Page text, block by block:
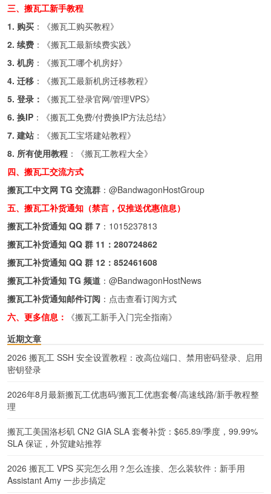
三、搬瓦工新手教程
1. 购买 ：《搬瓦工购买教程》
2. 续费 ：《搬瓦工最新续费实践》
3. 机房 ：《搬瓦工哪个机房好》
4. 迁移 ：《搬瓦工最新机房迁移教程》
5. 登录：
《搬瓦工登录官网/管理VPS》
6. 换IP ：《搬瓦工免费/付费换IP方法总结》
7. 建站 ：《搬瓦工宝塔建站教程》
8. 所有使用教程 ：《搬瓦工教程大全》
四、搬瓦工交流方式
搬瓦工中文网 TG 交流群 ： @BandwagonHostGroup
五、搬瓦工补货通知（禁言，仅推送优惠信息）
搬瓦工补货通知 QQ 群 7 ： 1015237813
搬瓦工补货通知 QQ 群 11： 280724862
搬瓦工补货通知 QQ 群 12： 852461608
搬瓦工补货通知 TG 频道 ： @BandwagonHostNews
搬瓦工补货通知邮件订阅 ： 点击查看订阅方式
六、更多信息：
《搬瓦工新手入门完全指南》
近期文章
2026 搬瓦工 SSH 安全设置教程：改高位端口、禁用密码登录、启用
密钥登录
2026年8月最新搬瓦工优惠码/搬瓦工优惠套餐/高速线路/新手教程整
理
搬瓦工美国洛杉矶 CN2 GIA SLA 套餐补货：$65.89/季度，99.99%
SLA 保证，外贸建站推荐
2026 搬瓦工 VPS 买完怎么用？怎么连接、怎么装软件：新手用
Assistant Amy 一步步搞定